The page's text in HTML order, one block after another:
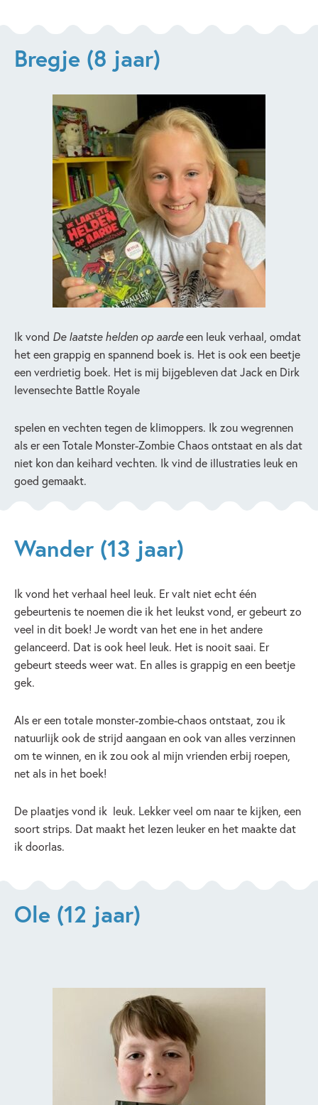
Bregje (8 jaar)
Ik vond De laatste helden op aardeeen leuk verhaal, omdat
het een grappig en spannend boek is. Het is ook een beetje
een verdrietig boek. Het is mij bijgebleven dat Jack en Dirk
levensechte Battle Royale
spelen en vechten tegen de klimoppers. Ik zou wegrennen
als er een Totale Monster-Zombie Chaos ontstaat en als dat
niet kon dan keihard vechten. Ik vind de illustraties leuk en
goed gemaakt.
Wander (13 jaar)
Ik vond het verhaal heel leuk. Er valt niet echt één
gebeurtenis te noemen die ik het leukst vond, er gebeurt zo
veel in dit boek! Je wordt van het ene in het andere
gelanceerd. Dat is ook heel leuk. Het is nooit saai. Er
gebeurt steeds weer wat. En alles is grappig en een beetje
gek.
Als er een totale monster-zombie-chaos ontstaat, zou ik
natuurlijk ook de strijd aangaan en ook van alles verzinnen
om te winnen, en ik zou ook al mijn vrienden erbij roepen,
net als in het boek!
De plaatjes vond ik leuk. Lekker veel om naar te kijken, een
soort strips. Dat maakt het lezen leuker en het maakte dat
ik doorlas.
Ole (12 jaar)